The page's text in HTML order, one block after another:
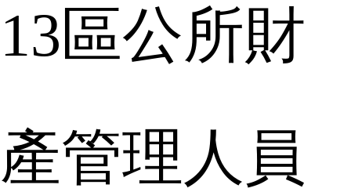
13 區公所財
產管理人員